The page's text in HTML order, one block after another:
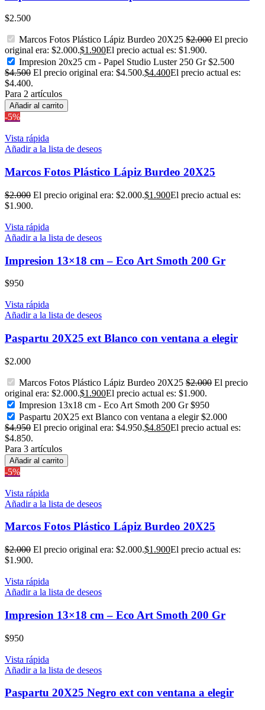
$2.500
Marcos Fotos Plástico Lápiz Burdeo 20X25 $2.000 El precio
original era: $2.000.$1.900El precio actual es: $1.900.
Impresion 20x25 cm - Papel Studio Luster 250 Gr$2.500
$4.500 El precio original era: $4.500.$4.400El precio actual es:
$4.400.
Para 2 artículos
Añadir al carrito
-5%
Vista rápida
Añadir a la lista de deseos
Marcos Fotos Plástico Lápiz Burdeo 20X25
$2.000 El precio original era: $2.000.$1.900El precio actual es:
$1.900.
Vista rápida
Añadir a la lista de deseos
Impresion 13×18 cm – Eco Art Smoth 200 Gr
$950
Vista rápida
Añadir a la lista de deseos
Paspartu 20X25 ext Blanco con ventana a elegir
$2.000
Marcos Fotos Plástico Lápiz Burdeo 20X25 $2.000 El precio
original era: $2.000.$1.900El precio actual es: $1.900.
Impresion 13x18 cm - Eco Art Smoth 200 Gr$950
Paspartu 20X25 ext Blanco con ventana a elegir$2.000
$4.950 El precio original era: $4.950.$4.850El precio actual es:
$4.850.
Para 3 artículos
Añadir al carrito
-5%
Vista rápida
Añadir a la lista de deseos
Marcos Fotos Plástico Lápiz Burdeo 20X25
$2.000 El precio original era: $2.000.$1.900El precio actual es:
$1.900.
Vista rápida
Añadir a la lista de deseos
Impresion 13×18 cm – Eco Art Smoth 200 Gr
$950
Vista rápida
Añadir a la lista de deseos
Paspartu 20X25 Negro ext con ventana a elegir